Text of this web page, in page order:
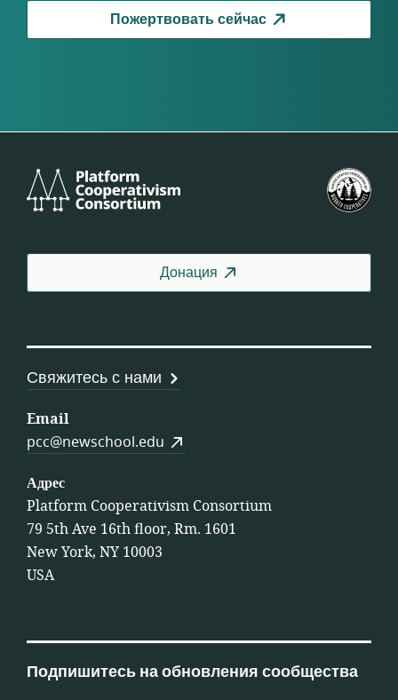
Пожертвовать сейчас
Cooperativism
Донация
Свяжитесь с нами
Email
pcc@newschool.edu
Адрес
Platform Cooperativism Consortium
79 5th Ave 16th floor, Rm. 1601
New York, NY 10003
USA
Подпишитесь на обновления сообщества